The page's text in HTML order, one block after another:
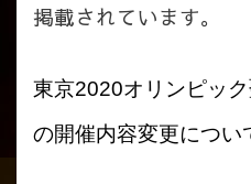
掲載されています。
東京2020オリンピッ
の開催内容変更につい